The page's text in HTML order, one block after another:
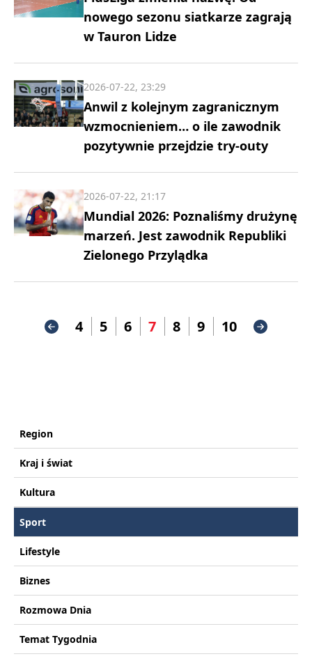
nowego sezonu siatkarze zagrają
w Tauron Lidze
Anwil z kolejnym zagranicznym
wzmocnieniem… o ile zawodnik
pozytywnie przejdzie try-outy
2026-07-22, 23:29
Mundial 2026: Poznaliśmy drużynę
marzeń. Jest zawodnik Republiki
Zielonego Przylądka
2026-07-22, 21:17
4 5 6 7 8 9 10
Region
Kraj i świat
Kultura
Sport
Lifestyle
Biznes
Rozmowa Dnia
Temat Tygodnia